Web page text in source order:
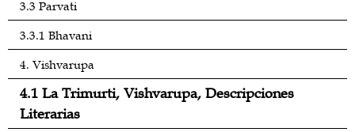
3.3 Parvati
3.3.1 Bhavani
4. Vishvarupa
4.1 La Trimurti, Vishvarupa, Descripciones
Literarias